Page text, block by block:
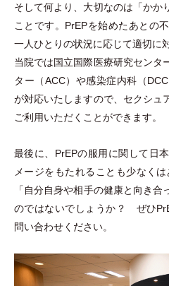
そして何より、大切なのは 「かか
ことです。PrEPを始めたあとの
一人ひとりの状況に応じて適切に
当院では国立国際医療研究センタ
ター （ACC） や感染症内科 （DCC
が対応いたしますので、セクシュ
ご利用いただくことができます。
最後に、PrEPの服用に関して日
メージをもたれることも少なく
「 自分自身や相手の健康と向き合
のではないでしょうか？ ぜひ
問い合わせください。